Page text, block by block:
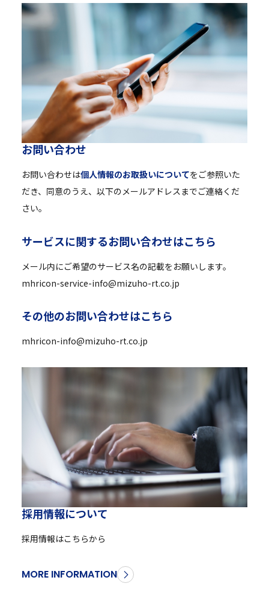
お問い合わせ
お問い合わせは個人情報のお取扱いについてをご参照いた
だき、同意のうえ、以下のメールアドレスまでご連絡くだ
さい。
サービスに関するお問い合わせはこちら
メール内にご希望のサービス名の記載をお願いします。
mhricon-service-info@mizuho-rt.co.jp
その他のお問い合わせはこちら
mhricon-info@mizuho-rt.co.jp
採用情報について
採用情報はこちらから
MORE INFORMATION